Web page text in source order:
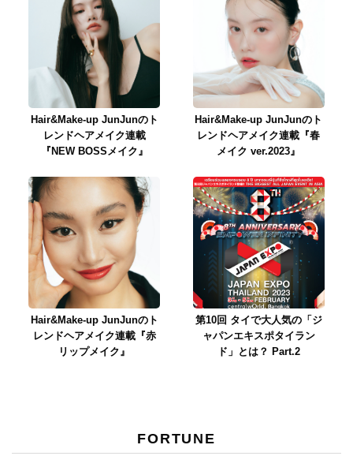
Hair&Make-up JunJunのト
レンドヘアメイク連載
『NEW BOSSメイク』
Hair&Make-up JunJunのト
レンドヘアメイク連載『春
メイク ver.2023』
Hair&Make-up JunJunのト
レンドヘアメイク連載『赤
リップメイク』
第10回 タイで大人気の「ジ
ャパンエキスポタイラン
ド」とは？ Part.2
FORTUNE